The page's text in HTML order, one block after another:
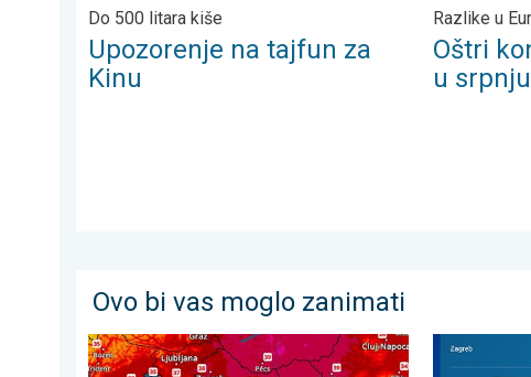
Do 500 litara kiše
Upozorenje na tajfun za
Kinu
Razlike u
Oštri
u srpnju
Ovo bi vas moglo zanimati
Još malo toplije, do kada?. Lokalno 40-ice. . . nedjelja, 2.
Toplinski